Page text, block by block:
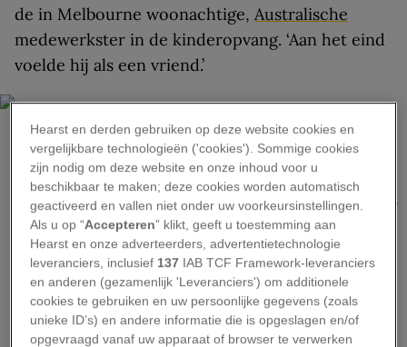
de in Melbourne woonachtige, Australische
medewerkster in de kinderopvang. ‘Aan het eind
voelde hij als een vriend.’
KARINE AIGNER, NAT GEO IMAGE COLLECTION
In het Indiase Rajasthan neemt een menigte toeristen foto’s van een tijger
die een onverharde weg oversteekt in Ranthambore National Park.
Herdyana is een zogenaamde ‘burgergids’ (citizen
guide). De kleine groepstours van deze locals die
veel leuke plekjes kennen, bieden reizigers een
verrassende, vaak goedkope kennismaking met
Hearst en derden gebruiken op deze website cookies en
vergelijkbare technologieën ('cookies'). Sommige cookies
zijn nodig om deze website en onze inhoud voor u
beschikbaar te maken; deze cookies worden automatisch
geactiveerd en vallen niet onder uw voorkeursinstellingen.
Als u op “Accepteren” klikt, geeft u toestemming aan
Hearst en onze adverteerders, advertentietechnologie
leveranciers, inclusief 137 IAB TCF Framework-leveranciers
en anderen (gezamenlijk 'Leveranciers') om additionele
cookies te gebruiken en uw persoonlijke gegevens (zoals
unieke ID’s) en andere informatie die is opgeslagen en/of
opgevraagd vanaf uw apparaat of browser te verwerken